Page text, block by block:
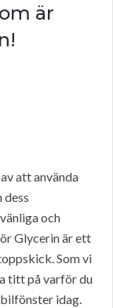
är
att använda
och
Glycerin är ett
Som vi
titt på varför du
idag.